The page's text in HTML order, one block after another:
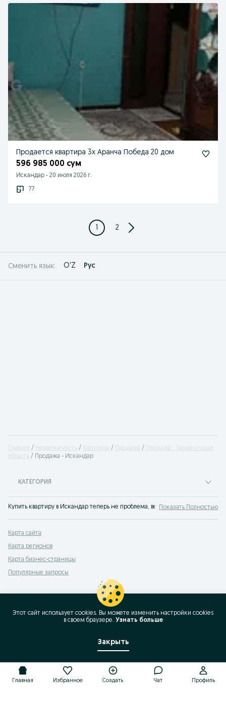
Продается квартира 3х Аранча Победа 20 дом
596 985 000 сум
Искандар - 20 июля 2026 г.
77
1 2
Сменить язык: O'Z Рус
Главная Недвижимость Квартиры Продажа
Продажа - Ташкентская
область
Продажа - Искандар
КАТЕГОРИЯ
Купить квартиру в Искандар теперь не проблема, ведь есть сервис
цена — в первую очередь;
тип дома — кирпичный, панельный или другой;
наличие ремонта и многое другое.
Множество предложений имеют фотографии, что сразу дает
Показать Полностью
Карта сайта
Карта регионов
Карта бизнес-страницы
Популярные запросы
Главная Избранное Создать Чат Профиль
Этот сайт использует cookies. Вы можете изменить настройки cookies
в своeм браузере. Узнать больше
Закрыть